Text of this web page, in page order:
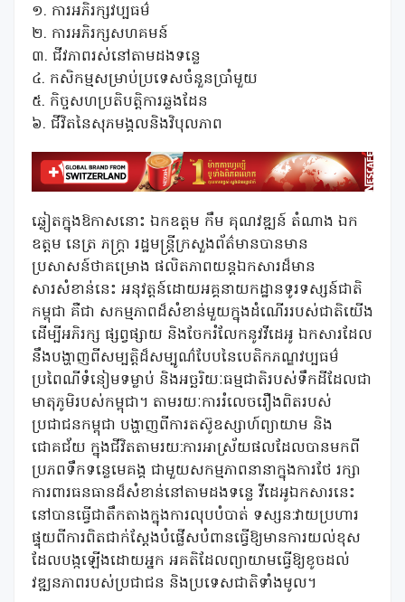
១. ការអភិរក្សវប្បធម៌
២. ការអភិរក្សសហគមន៍
៣. ជីវភាពរស់នៅតាមដងទន្លេ
៤. កសិកម្មសម្រាប់ប្រទេសចំនួនប្រាំមួយ
៥. កិច្ចសហប្រតិបត្តិការឆ្លងដែន
៦. ជីវិតនៃសុភមង្គលនិងវិបុលភាព
ឆ្លៀតក្នុងឱកាសនោះ ឯកឧត្ដម កឹម គុណវឌ្ឍន៍ តំណាង ឯក
ឧត្តម នេត្រ ភក្ត្រា រដ្ឋមន្ត្រីក្រសួងព័ត៌មានបានមាន
ប្រសាសន៍ថាគម្រោង ផលិតភាពយន្តឯកសារដ៏មាន
សារសំខាន់នេះ អនុវត្តន៍ដោយអគ្គនាយកដ្ឋានទូរទស្សន៍ជាតិ
កម្ពុជា គឺជា សកម្មភាពដ៏សំខាន់មួយក្នុងដំណើររបស់ជាតិយើង
ដើម្បីអភិរក្ស ផ្សព្វផ្សាយ និងចែករំលែកនូវវីដេអូ ឯកសារដែល
នឹងបង្ហាញពីសម្បត្តិដ៏សម្បូណ៌បែបនៃបេតិកភណ្ឌវប្បធម៌
ប្រពៃណីទំនៀមទម្លាប់ និងអច្ឆរិយៈធម្មជាតិរបស់ទឹកដីដែលជា
មាតុភូមិរបស់កម្ពុជា។ តាមរយៈការរំលេចរឿងពិតរបស់
ប្រជាជនកម្ពុជា បង្ហាញពីការតស៊ូឧស្សាហ៍ព្យាយាម និង
ជោគជ័យ ក្នុងជីវិតតាមរយ:ការអាស្រ័យផលដែលបានមកពី
ប្រភពទឹកទន្លេមេគង្គ ជាមួយសកម្មភាពនានាក្នុងការថែ រក្សា
ការពារធនធានដ៏សំខាន់នៅតាមដងទន្លេ វីដេអូឯកសារនេះ
នៅបានធ្វើជាតឹកតាងក្នុងការលុបបំបាត់ ទស្សន:វាយប្រហារ
ផ្ទុយពីការពិតជាក់ស្តែងបំផ្លើសបំពានធ្វើឱ្យមានការយល់ខុស
ដែលបង្កឡើងដោយអ្នក អគតិដែលព្យាយាមធ្វើឱ្យខូចដល់
វឌ្ឍនភាពរបស់ប្រជាជន និងប្រទេសជាតិទាំងមូល។